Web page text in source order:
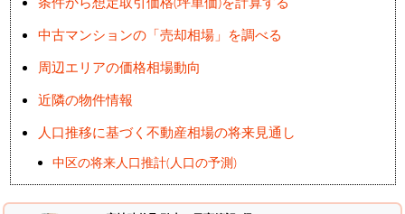
中古マンションの「売却相場」を調べる
周辺エリアの価格相場動向
近隣の物件情報
人口推移に基づく不動産相場の将来見通し
中区の将来人口推計(人口の予測)